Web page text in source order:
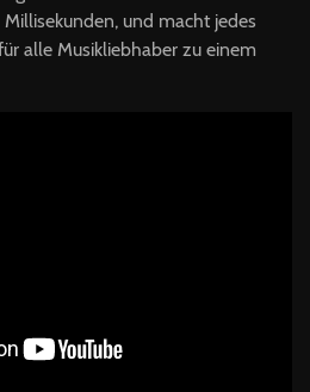
und macht jedes
alle Musikliebhaber zu einem